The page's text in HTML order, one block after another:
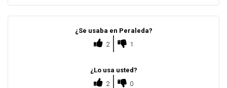
¿Se usaba en Peraleda?
2
1
¿Lo usa usted?
2
0